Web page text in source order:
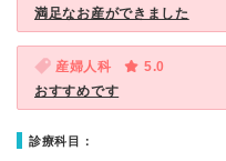
満足なお産ができました
産婦人科
5.0
おすすめです
診療科目：